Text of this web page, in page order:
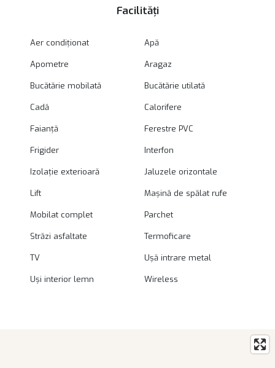
Facilități
Aer condiționat Apă
Apometre Aragaz
Bucătărie mobilată Bucătărie utilată
Cadă Calorifere
Faianță Ferestre PVC
Frigider Interfon
Izolație exterioară Jaluzele orizontale
Lift Mașină de spălat rufe
Mobilat complet Parchet
Străzi asfaltate Termoficare
TV Ușă intrare metal
Uși interior lemn Wireless